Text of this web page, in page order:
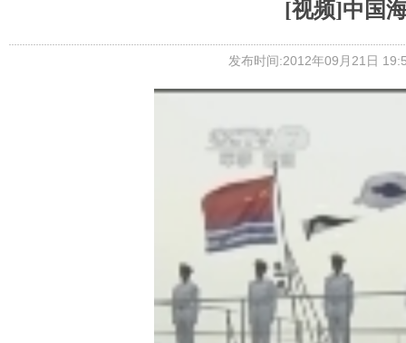
[视频]中国
发布时间:2012年09月21日